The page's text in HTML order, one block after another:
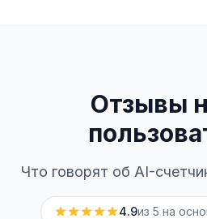
Отзывы
Что говорят об AI-
4.9из 5 на